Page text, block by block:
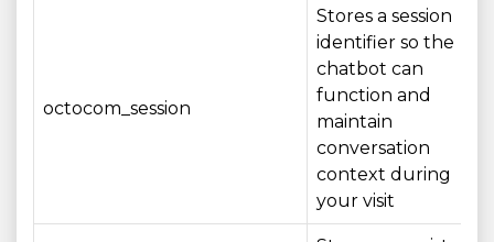
octocom_session
Stores a session
identifier so the
chatbot can
function and
maintain
conversation
context during
your visit